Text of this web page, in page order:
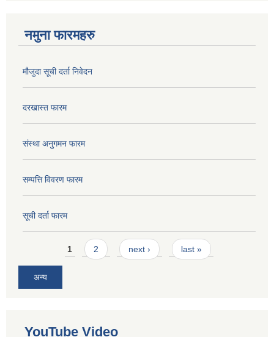
नमुना फारमहरु
मौजुदा सूची दर्ता निवेदन
दरखास्त फारम
संस्था अनुगमन फारम
सम्पत्ति विवरण फारम
सूची दर्ता फारम
Pages1 2 next › last »
अन्य
YouTube Video